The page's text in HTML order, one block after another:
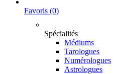
Favoris (0)
Spécialités
Médiums
Tarologues
Numérologues
Astrologues